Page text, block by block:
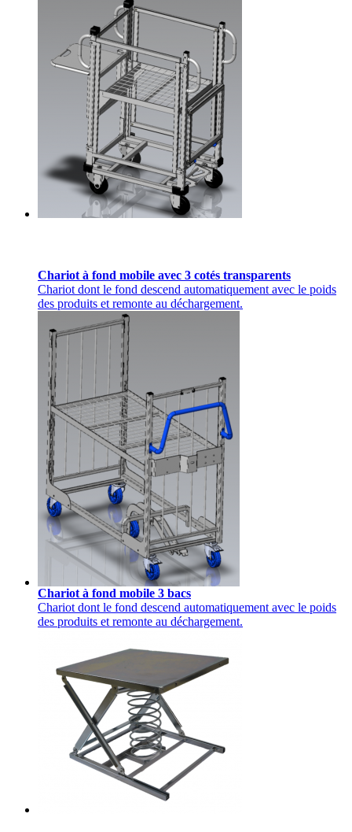
Chariot à fond mobile avec 3 cotés transparents
Chariot dont le fond descend automatiquement avec le poids
des produits et remonte au déchargement.
Chariot à fond mobile 3 bacs
Chariot dont le fond descend automatiquement avec le poids
des produits et remonte au déchargement.